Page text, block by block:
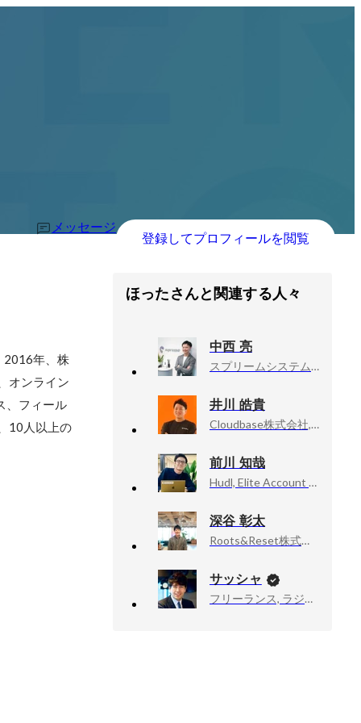
メッセージ
登録してプロフィールを閲覧
2016年、株
オンライン
、フィール
10人以上の
ほったさんと関連する人々
中西 亮
スプリームシステム株式会社, aimstar導入プロジェクトマネージャー
井川 皓貴
Cloudbase株式会社, アカウントエグゼクティブ（エンタープライズセールス）
前川 知哉
Hudl, Elite Account Executive
深谷 彰太
Roots&Reset株式会社, 事業開発
サッシャ
フリーランス, ラジオDJ・ナビゲーター